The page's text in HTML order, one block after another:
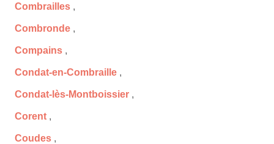
Combrailles ,
Combronde ,
Compains ,
Condat-en-Combraille ,
Condat-lès-Montboissier ,
Corent ,
Coudes ,